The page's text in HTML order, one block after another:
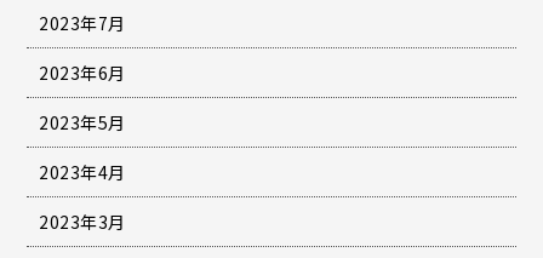
2023年7月
2023年6月
2023年5月
2023年4月
2023年3月